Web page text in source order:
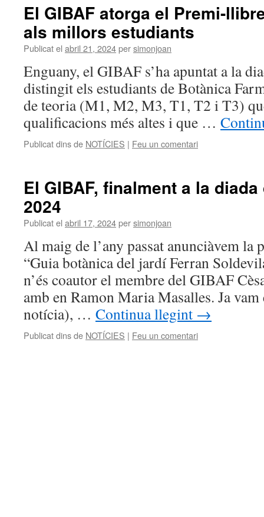
El GIBAF atorga el Premi-
als millors estudiants
Publicat el abril 21, 2024persimonjoan
Enguany, el GIBAF s’ha apuntat a la
distingit els estudiants de Botànica
de teoria (M1, M2, M3, T1, T2 i T3)
qualificacions més altes i que …
Publicat dins de NOTÍCIES | Feu un comentari
El GIBAF, finalment a la
2024
Publicat el abril 17, 2024persimonjoan
Al maig de l’any passat anunciàvem la
“Guia botànica del jardí Ferran
n’és coautor el membre del GIBAF
amb en Ramon Maria Masalles. Ja
notícia), … Continua llegint →
Publicat dins de NOTÍCIES | Feu un comentari